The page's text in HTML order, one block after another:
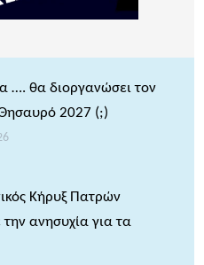
…. θα διοργανώσει τον
2027 (;)
Κήρυξ Πατρών
ανησυχία για τα